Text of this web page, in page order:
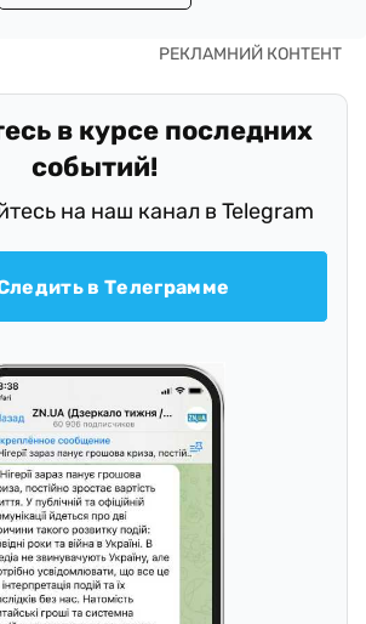
в курсе последних
событий!
на наш канал в Telegram
в Телеграмме